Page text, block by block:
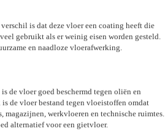
is dat deze vloer een coating heeft die
gebruikt als er weinig eisen worden gesteld.
en naadloze vloerafwerking.
de vloer goed beschermd tegen oliën en
de vloer bestand tegen vloeistoffen omdat
werkvloeren en technische ruimtes.
alternatief voor een gietvloer.